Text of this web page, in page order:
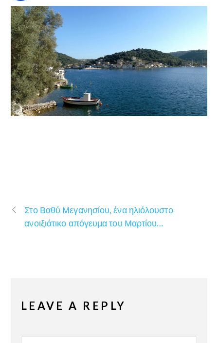
Στο Βαθύ Μεγανησίου, ένα ηλιόλουστο
ανοιξιάτικο απόγευμα του Μαρτίου…
LEAVE A REPLY